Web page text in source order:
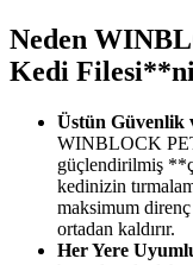
Neden
Kedi
Üstün Güvenlik
WINBLOCK
güçlendirilmiş
kedinizin
maksimum direnç
ortadan kaldırır.
Her Yere